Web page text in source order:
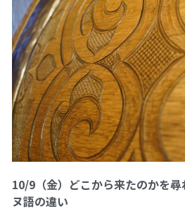
10/9（金）どこから来たのかを
ヌ語の違い
03パレスチナ問題
02平和のための「紛争」論
01フィアレス・シティ2024
奥間さん勉強会2024
畑で実践2024
アート